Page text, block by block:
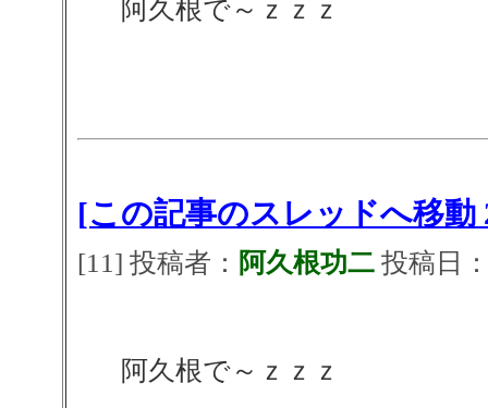
阿久根で～ｚｚｚ
[この記事のスレッドへ移動
[11] 投稿者： 阿久根功二投稿日
阿久根で～ｚｚｚ